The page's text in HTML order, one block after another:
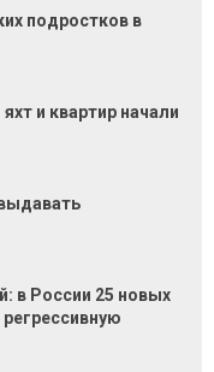
подростков в
и квартир начали
в России 25 новых